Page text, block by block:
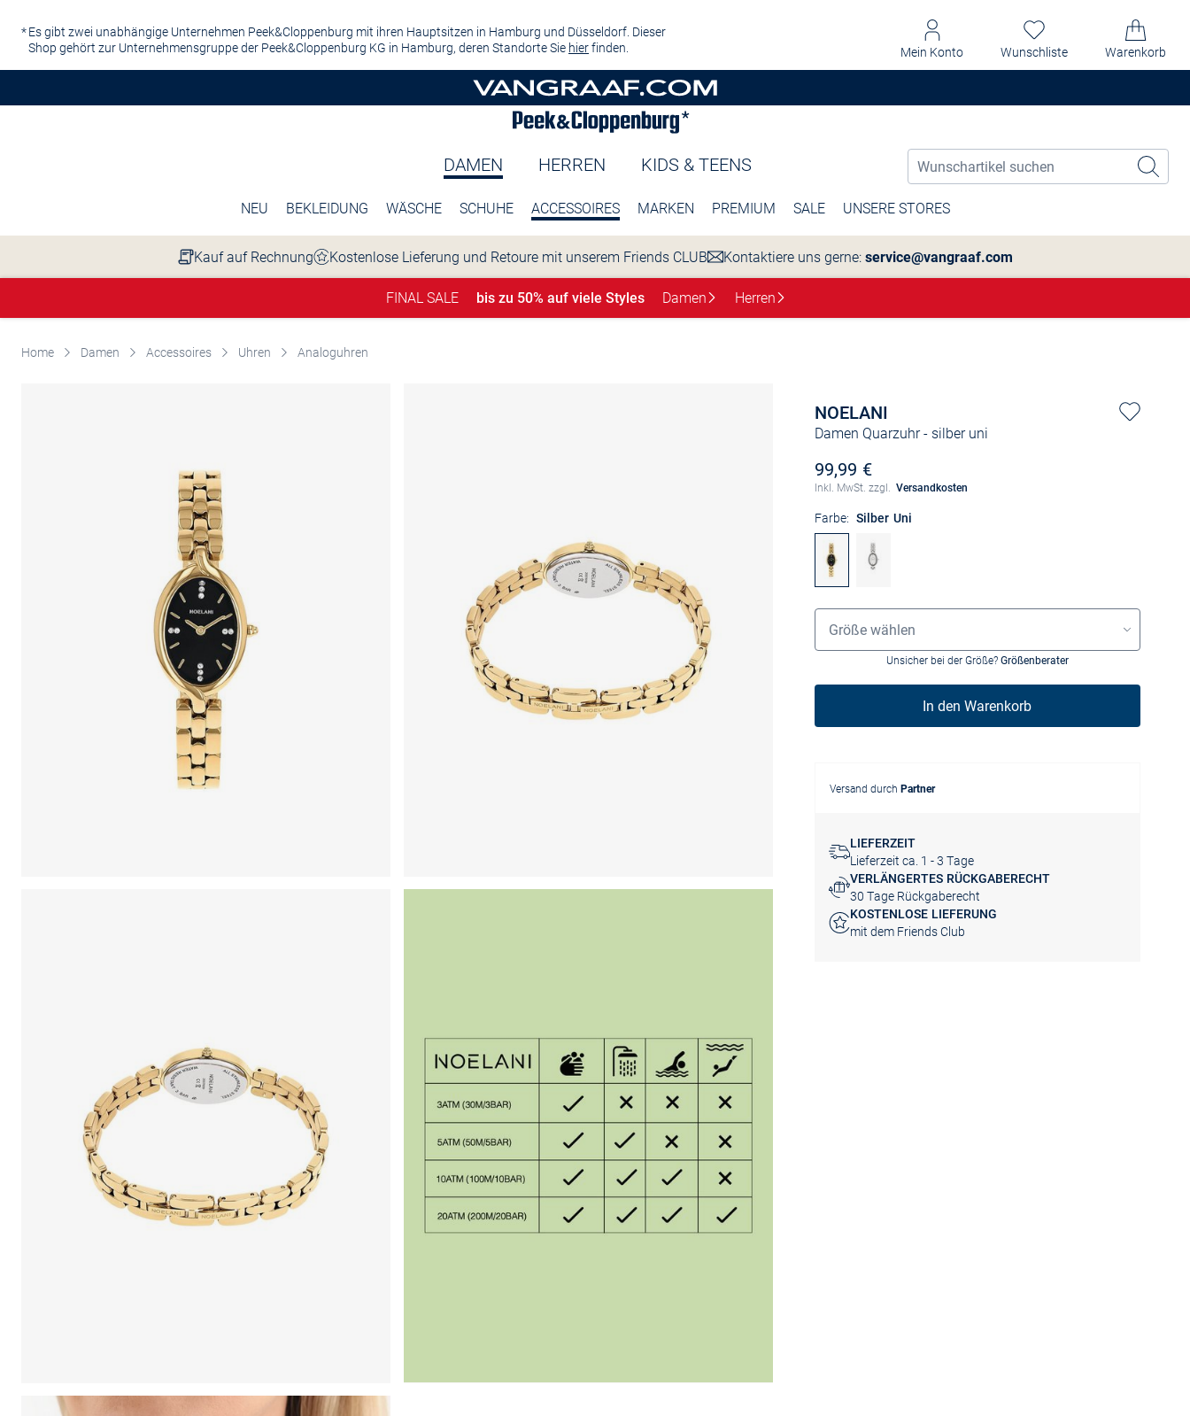
Es gibt zwei unabhängige Unternehmen Peek&Cloppenburg mit ihren Hauptsitzen in Hamburg und Düsseldorf. Dieser
Shop gehört zur Unternehmensgruppe der Peek&Cloppenburg KG in Hamburg, deren Standorte Sie hierfinden. Mein Konto Wunschliste Warenkorb
DAMEN HERREN KIDS & TEENS
NEU BEKLEIDUNG WÄSCHE SCHUHE ACCESSOIRES MARKEN PREMIUM SALE UNSERE STORES
Kauf auf Rechnung Kostenlose Lieferung und Retoure mit unserem Friends CLUB Kontaktiere uns gerne: service@vangraaf.com
FINAL SALE bis zu 50% auf viele Styles Damen Herren
Home Damen Accessoires Uhren Analoguhren
NOELANI
Damen Quarzuhr- silber uni
99,99 €
Inkl. MwSt. zzgl. Versandkosten
Farbe: Silber Uni
Größenauswahl
Größe wählen
Unsicher bei der Größe? Größenberater
In den Warenkorb
Versand durch Partner
LIEFERZEIT
Lieferzeit ca. 1 - 3 Tage
VERLÄNGERTES RÜCKGABERECHT
30 Tage Rückgaberecht
KOSTENLOSE LIEFERUNG
mit dem Friends Club